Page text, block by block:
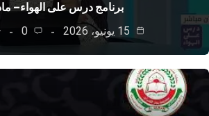
برنامج درس على الهواء– مادة…
0
48